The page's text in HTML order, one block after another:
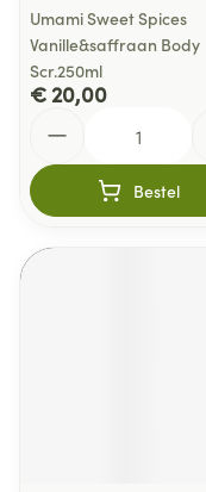
Umami Sweet Spices
Vanille&saffraan Body
Scr.250ml
€ 20,00
Bestel